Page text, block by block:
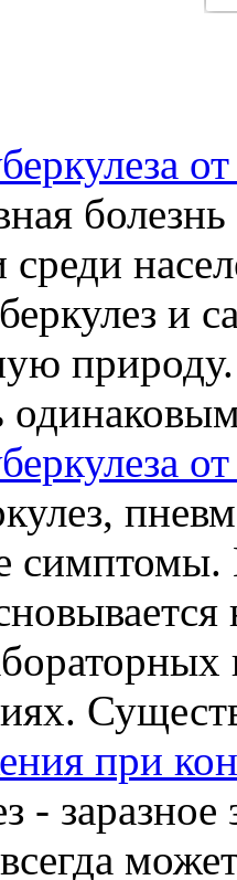
среди
и
симптомы.
при
-